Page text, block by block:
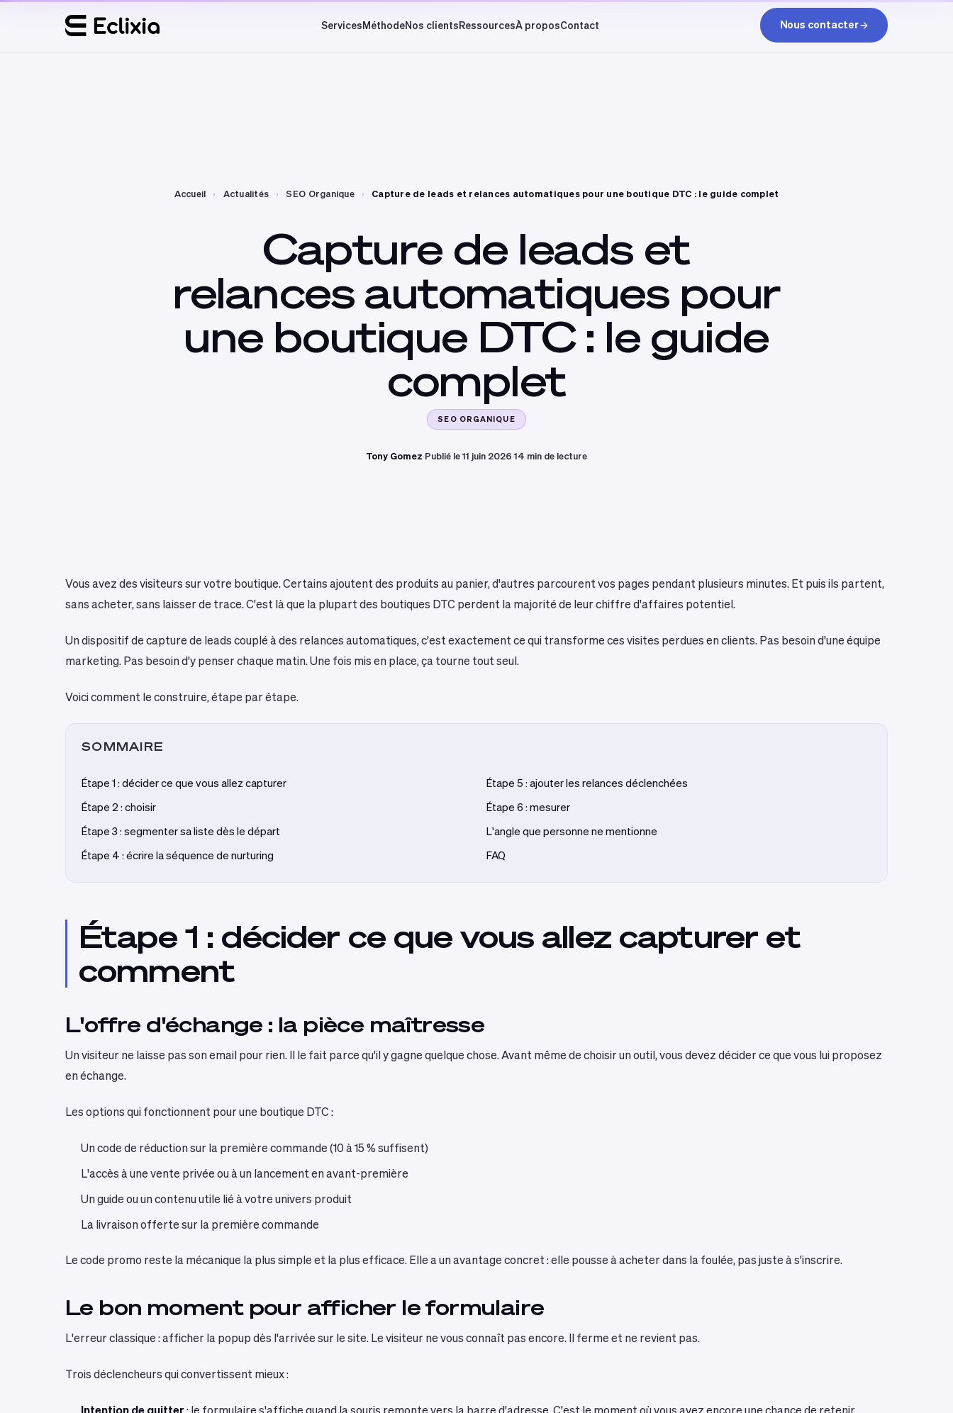
ServicesMéthodeNos clientsRessourcesÀ proposContact Nous contacter
Accueil › Actualités › SEO Organique › Capture de leads et relances automatiques pour une boutique DTC : le guide complet
Capture de leads et
relances automatiques pour
une boutique DTC : le guide
complet
SEO ORGANIQUE
Tony Gomez·Publié le 11 juin 2026·14 min de lecture
Vous avez des visiteurs sur votre boutique. Certains ajoutent des produits au panier, d'autres parcourent vos pages pendant plusieurs minutes. Et puis ils partent,
sans acheter, sans laisser de trace. C'est là que la plupart des boutiques DTC perdent la majorité de leur chiffre d'affaires potentiel.
Un dispositif de capture de leads couplé à des relances automatiques, c'est exactement ce qui transforme ces visites perdues en clients. Pas besoin d'une équipe
marketing. Pas besoin d'y penser chaque matin. Une fois mis en place, ça tourne tout seul.
Voici comment le construire, étape par étape.
SOMMAIRE
Étape 1 : décider ce que vous allez capturer
Étape 2 : choisir
Étape 3 : segmenter sa liste dès le départ
Étape 4 : écrire la séquence de nurturing
Étape 5 : ajouter les relances déclenchées
Étape 6 : mesurer
L'angle que personne ne mentionne
FAQ
Étape 1 : décider ce que vous allez capturer et
comment
L'offre d'échange : la pièce maîtresse
Un visiteur ne laisse pas son email pour rien. Il le fait parce qu'il y gagne quelque chose. Avant même de choisir un outil, vous devez décider ce que vous lui proposez
en échange.
Les options qui fonctionnent pour une boutique DTC :
Un code de réduction sur la première commande (10 à 15 % suffisent)
L'accès à une vente privée ou à un lancement en avant-première
Un guide ou un contenu utile lié à votre univers produit
La livraison offerte sur la première commande
Le code promo reste la mécanique la plus simple et la plus efficace. Elle a un avantage concret : elle pousse à acheter dans la foulée, pas juste à s'inscrire.
Le bon moment pour afficher le formulaire
L'erreur classique : afficher la popup dès l'arrivée sur le site. Le visiteur ne vous connaît pas encore. Il ferme et ne revient pas.
Trois déclencheurs qui convertissent mieux :
Intention de quitter : le formulaire s'affiche quand la souris remonte vers la barre d'adresse. C'est le moment où vous avez encore une chance de retenir